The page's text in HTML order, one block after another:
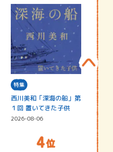
特集
西川美和「深海の船」第
１回 置いてきた子供
2026-08-06